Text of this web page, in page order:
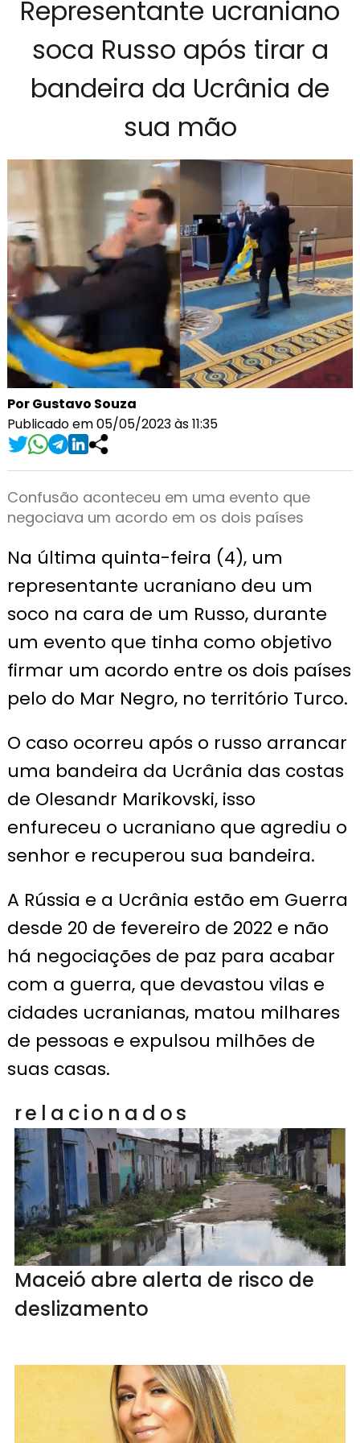
Representante ucraniano
soca Russo após tirar a
bandeira da Ucrânia de
sua mão
Por Gustavo Souza
Publicado em 05/05/2023 às 11:35
Confusão aconteceu em uma evento que
negociava um acordo em os dois países
Na última quinta-feira (4), um
representante ucraniano deu um
soco na cara de um Russo, durante
um evento que tinha como objetivo
firmar um acordo entre os dois países
pelo do Mar Negro, no território Turco.
O caso ocorreu após o russo arrancar
uma bandeira da Ucrânia das costas
de Olesandr Marikovski, isso
enfureceu o ucraniano que agrediu o
senhor e recuperou sua bandeira.
A Rússia e a Ucrânia estão em Guerra
desde 20 de fevereiro de 2022 e não
há negociações de paz para acabar
com a guerra, que devastou vilas e
cidades ucranianas, matou milhares
de pessoas e expulsou milhões de
suas casas.
relacionados
Maceió abre alerta de risco de
deslizamento